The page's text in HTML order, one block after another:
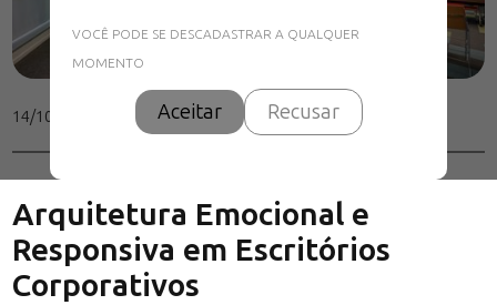
VOCÊ PODE SE DESCADASTRAR A QUALQUER
MOMENTO
Aceitar Recusar
14/10/2024 17:22
Arquitetura Emocional e
Responsiva em Escritórios
Corporativos